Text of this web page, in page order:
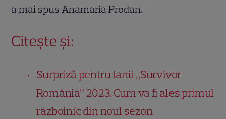
a mai spus Anamaria Prodan.
Citește și:
Surpriză pentru fanii „Survivor
România” 2023. Cum va fi ales primul
războinic din noul sezon